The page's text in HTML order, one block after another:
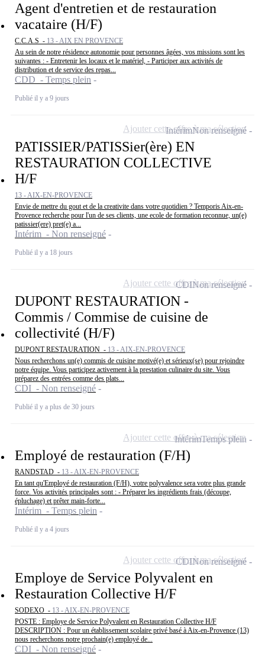
Agent d'entretien et de restauration
vacataire (H/F)
C.C.A.S - 13 - AIX EN PROVENCE
Au sein de notre résidence autonomie pour personnes âgées, vos missions sont les
suivantes : - Entretenir les locaux et le matériel, - Participer aux activités de
distribution et de service des repas...
CDD - Temps plein
Publié il y a 9 jours
PATISSIER/PATISSier(ère) EN
RESTAURATION COLLECTIVE
H/F
13 - AIX-EN-PROVENCE
Envie de mettre du gout et de la creativite dans votre quotidien ? Temporis Aix-en-
Provence recherche pour l'un de ses clients, une ecole de formation reconnue, un(e)
patissier(ere) pret(e) a...
Intérim - Non renseigné
Publié il y a 18 jours
IntérimNon renseigné
Ajouter cette offre à ma sélection
DUPONT RESTAURATION -
Commis / Commise de cuisine de
collectivité (H/F)
DUPONT RESTAURATION - 13 - AIX-EN-PROVENCE
Nous recherchons un(e) commis de cuisine motivé(e) et sérieux(se) pour rejoindre
notre équipe. Vous participez activement à la prestation culinaire du site. Vous
préparez des entrées comme des plats...
CDI - Non renseigné
Publié il y a plus de 30 jours
CDINon renseigné
Ajouter cette offre à ma sélection
Employé de restauration (F/H)
RANDSTAD - 13 - AIX-EN-PROVENCE
En tant qu'Employé de restauration (F/H), votre polyvalence sera votre plus grande
force. Vos activités principales sont : - Préparer les ingrédients frais (découpe,
épluchage) et prêter main-forte...
Intérim - Temps plein
Publié il y a 4 jours
IntérimTemps plein
Ajouter cette offre à ma sélection
Employe de Service Polyvalent en
Restauration Collective H/F
SODEXO - 13 - AIX-EN-PROVENCE
POSTE : Employe de Service Polyvalent en Restauration Collective H/F
DESCRIPTION : Pour un établissement scolaire privé basé à Aix-en-Provence (13)
nous recherchons notre prochain(e) employé de...
CDI - Non renseigné
CDINon renseigné
Ajouter cette offre à ma sélection